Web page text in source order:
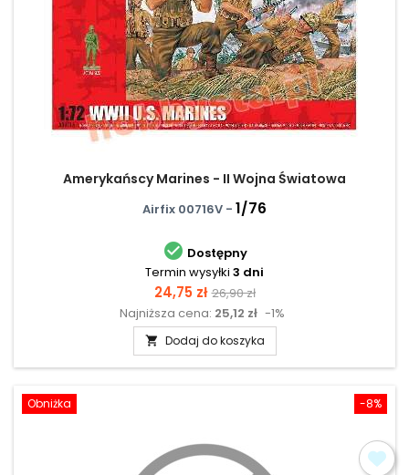
Amerykańscy Marines - II Wojna Światowa
Airfix 00716V - 1/76
 Dostępny
Termin wysyłki 3 dni
Cena
24,75 zł Cena
podstawowa
26,90 zł
Najniższa cena: 25,12 zł -1%
 Dodaj do koszyka
-8%
Obniżka